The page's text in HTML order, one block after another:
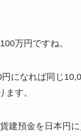
万円ですね。
になれば同じ
ます。
建預金を日本円